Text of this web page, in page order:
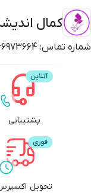
کمال
شماره تماس:
پشتیبانی
تحویل